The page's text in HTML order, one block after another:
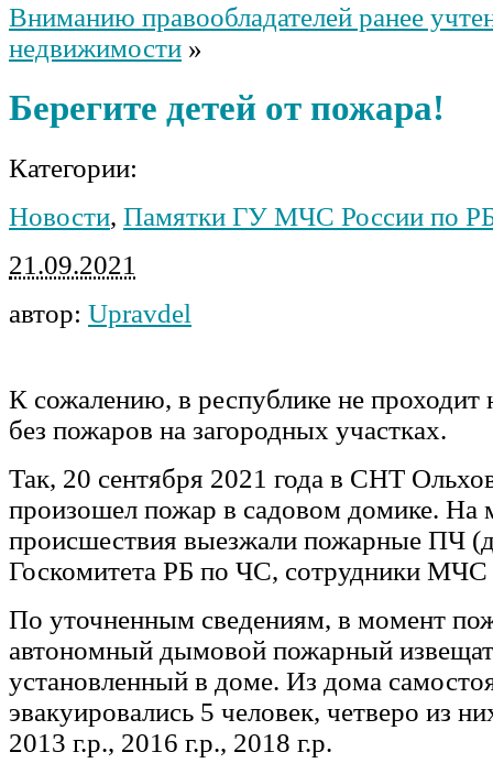
Вниманию правообладателей ранее
недвижимости »
Берегите детей от пожара!
Категории:
Новости, Памятки ГУ МЧС России по
21.09.2021
автор: Upravdel
К сожалению, в республике не проходит
без пожаров на загородных участках.
Так, 20 сентября 2021 года в СНТ
произошел пожар в садовом домике. На
происшествия выезжали пожарные ПЧ
Госкомитета РБ по ЧС, сотрудники МЧС
По уточненным сведениям, в момент
автономный дымовой пожарный
установленный в доме. Из дома
эвакуировались 5 человек, четверо из
2013 г.р., 2016 г.р., 2018 г.р.